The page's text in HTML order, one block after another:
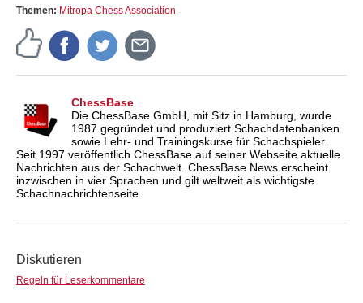
Themen: Mitropa Chess Association
ChessBase
Die ChessBase GmbH, mit Sitz in Hamburg, wurde
1987 gegründet und produziert Schachdatenbanken
sowie Lehr- und Trainingskurse für Schachspieler.
Seit 1997 veröffentlich ChessBase auf seiner Webseite aktuelle
Nachrichten aus der Schachwelt. ChessBase News erscheint
inzwischen in vier Sprachen und gilt weltweit als wichtigste
Schachnachrichtenseite.
Diskutieren
Regeln für Leserkommentare